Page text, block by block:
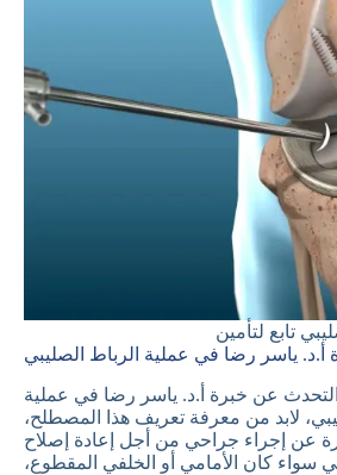
أ.د. ياسر رضا في عملية الرباط الصليبي
عن خبرة أ.د. ياسر رضا في عملية
لابد من معرفة تعريف هذا المصطلح،
عن إجراء جراحي من أجل إعادة إصلاح
سواء كان الأمامي أو الخلفي المقطوع،